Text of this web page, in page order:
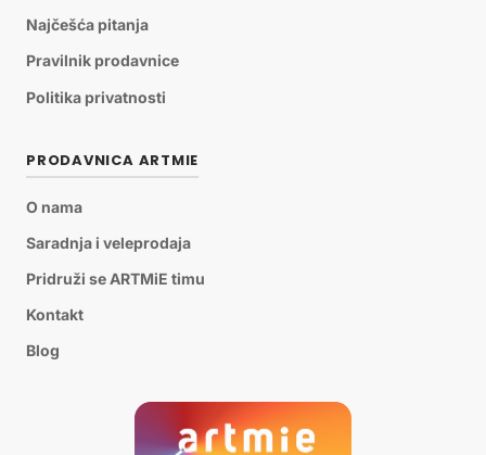
Najčešća pitanja
Pravilnik prodavnice
Politika privatnosti
PRODAVNICA ARTMIE
O nama
Saradnja i veleprodaja
Pridruži se ARTMiE timu
Kontakt
Blog